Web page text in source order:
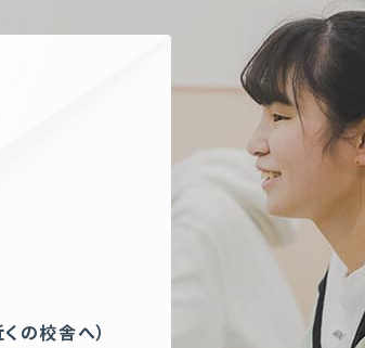
の校舎へ）